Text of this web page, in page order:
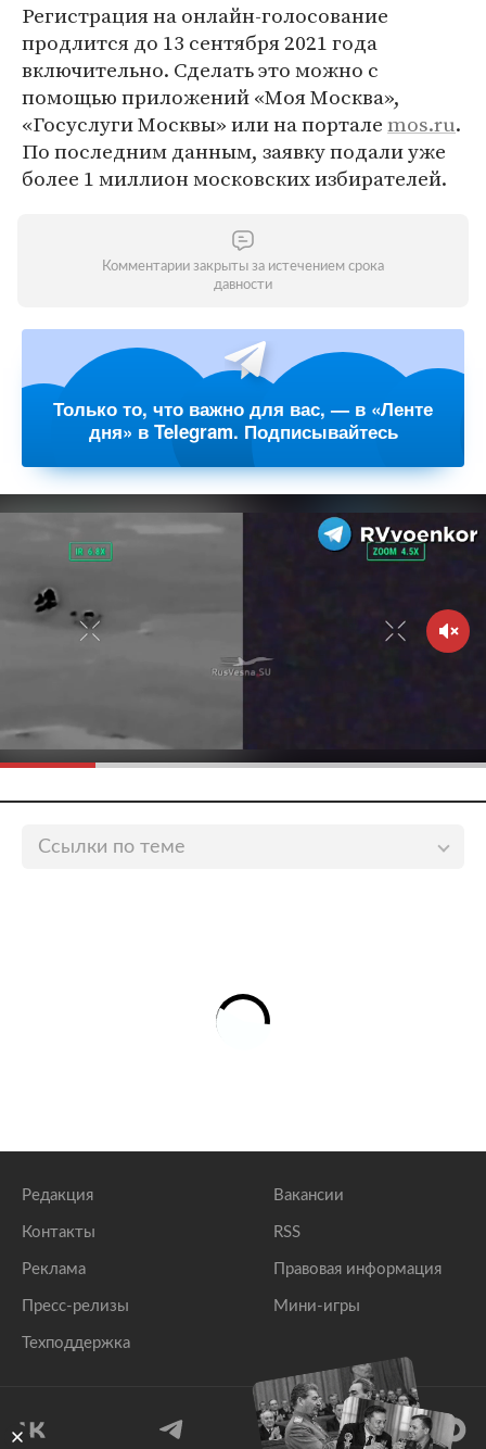
Регистрация на онлайн-голосование
продлится до 13 сентября 2021 года
включительно. Сделать это можно с
помощью приложений «Моя Москва»,
«Госуслуги Москвы» или на порталеmos.ru.
По последним данным, заявку подали уже
более 1 миллион московских избирателей.
Комментарии закрыты за истечением срока
давности
Только то, что важно для вас, — в «Ленте
дня» в Telegram. Подписывайтесь
Ссылки по теме
Редакция
Контакты
Реклама
Пресс-релизы
Техподдержка
Вакансии
RSS
Правовая информация
Мини-игры